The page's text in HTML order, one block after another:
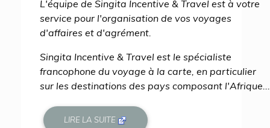
L'équipe de Singita Incentive & Travel est à votre
service pour l'organisation de vos voyages
d'affaires et d'agrément.
Singita Incentive & Travel est le spécialiste
francophone du voyage à la carte, en particulier
sur les destinations des pays composant l'Afrique...
LIRE LA SUITE